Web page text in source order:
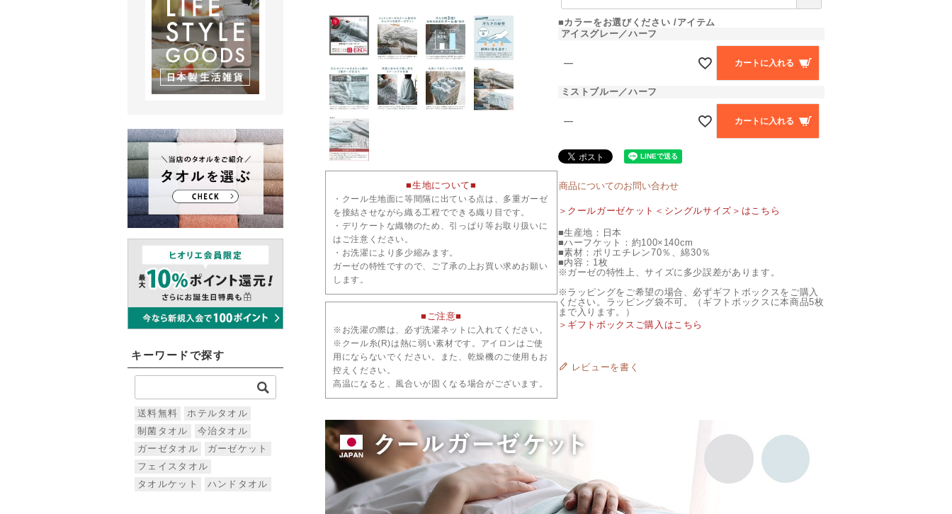
キーワードで探す
送料無料
ホテルタオル
制菌タオル
今治タオル
ガーゼタオル
ガーゼケット
フェイスタオル
タオルケット
ハンドタオル
■生地について■
・クール生地面に等間隔に出ている点は、多重ガーゼ
を接結させながら織る工程でできる織り目です。
・デリケートな織物のため、引っぱり等お取り扱いに
はご注意ください。
・お洗濯により多少縮みます。
ガーゼの特性ですので、ご了承の上お買い求めお願い
します。
■ご注意■
※お洗濯の際は、必ず洗濯ネットに入れてください。
※クール糸(R)は熱に弱い素材です。アイロンはご使
用にならないでください。また、乾燥機のご使用もお
控えください。
高温になると、風合いが固くなる場合がございます。
■カラーをお選びください
アイテム
アイスグレー／ハーフ
― カートに入れる
ミストブルー／ハーフ
― カートに入れる
商品についてのお問い合わせ
＞クールガーゼケット＜シングルサイズ＞はこちら
■生産地：日本
■ハーフケット：約100×140cm
■素材：ポリエチレン70％、綿30％
■内容：1枚
※ガーゼの特性上、サイズに多少誤差があります。
※ラッピングをご希望の場合、必ずギフトボックスをご購入
ください。ラッピング袋不可。（ギフトボックスに本商品5枚
まで入ります。）
＞ギフトボックスご購入はこちら
レビューを書く